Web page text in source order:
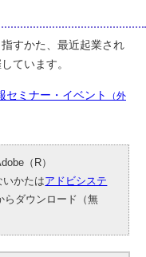
すかた、最近起業され
ています。
セミナー・イベント
（外
（R）
いかたはアドビシステ
らダウンロード（無